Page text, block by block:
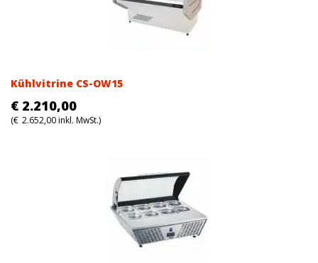
Kühlvitrine CS-OW15
€ 2.210,00
(€ 2.652,00inkl. MwSt.)